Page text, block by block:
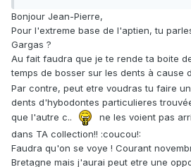
Bonjour Jean-Pierre,
Pour l'extreme base de l'aptien, tu
Gargas ?
Au fait faudra que je te rende ta boite
temps de bosser sur les dents à cause
Par contre, peut etre voudras tu faire
dents d'hybodontes particulieres
que l'autre c..
ne les voient pas
dans TA collection!! :coucou!:
Faudra qu'on se voye ! Courant
Bretagne mais j'aurai peut etre une